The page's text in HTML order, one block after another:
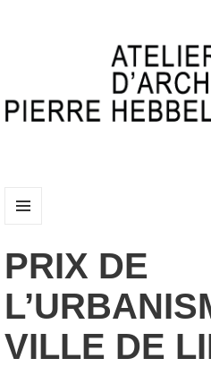
WIDGETS
PRIX DE
VILLE DE